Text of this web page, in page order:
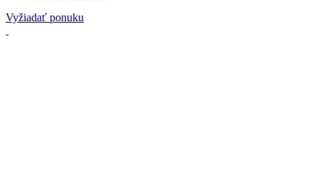
Vyžiadať ponuku